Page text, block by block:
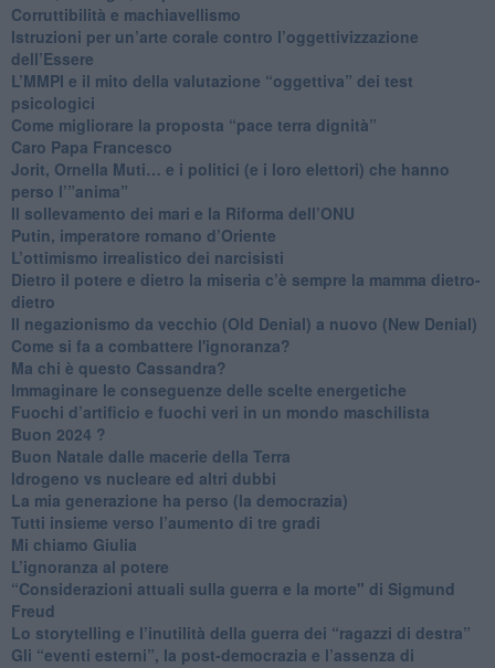
​Corruttibilità e machiavellismo
Istruzioni per un’arte corale contro l’oggettivizzazione
dell’Essere
​L’MMPI e il mito della valutazione “oggettiva” dei test
psicologici
Come migliorare la proposta “pace terra dignità”
Caro Papa Francesco
​Jorit, Ornella Muti… e i politici (e i loro elettori) che hanno
perso l’”anima”
​Il sollevamento dei mari e la Riforma dell’ONU
Putin, imperatore romano d’Oriente
​L’ottimismo irrealistico dei narcisisti
​Dietro il potere e dietro la miseria c’è sempre la mamma dietro-
dietro
Il negazionismo da vecchio (Old Denial) a nuovo (New Denial)
Come si fa a combattere l'ignoranza?
Ma chi è questo Cassandra?
Immaginare le conseguenze delle scelte energetiche
​Fuochi d’artificio e fuochi veri in un mondo maschilista
Buon 2024 ?
​Buon Natale dalle macerie della Terra
​Idrogeno vs nucleare ed altri dubbi
​La mia generazione ha perso (la democrazia)
​Tutti insieme verso l’aumento di tre gradi
Mi chiamo Giulia
L’ignoranza al potere
​“Considerazioni attuali sulla guerra e la morte" di Sigmund
Freud
​Lo storytelling e l’inutilità della guerra dei “ragazzi di destra”
​Gli “eventi esterni”, la post-democrazia e l’assenza di